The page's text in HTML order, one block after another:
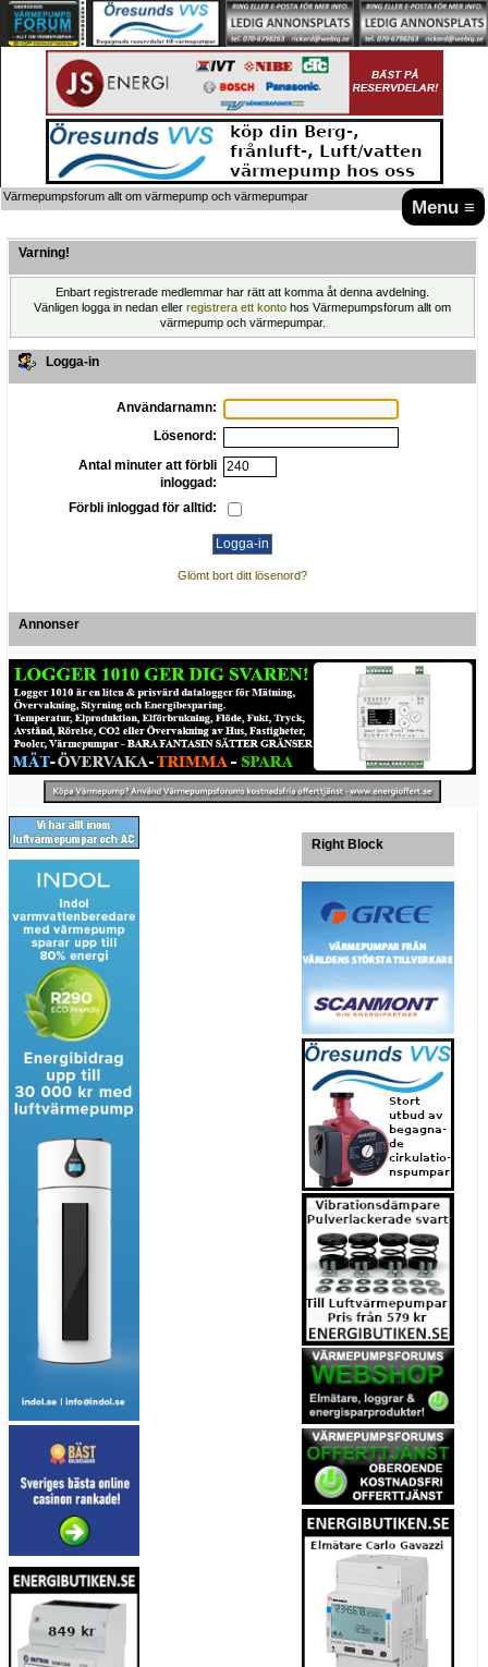
Menu ≡
Värmepumpsforum allt om värmepump och värmepumpar
Varning!
Enbart registrerade medlemmar har rätt att komma åt denna avdelning.
Vänligen logga in nedan eller registrera ett konto hos Värmepumpsforum allt om
värmepump och värmepumpar.
Logga-in
Användarnamn:
Lösenord:
Antal minuter att förbli
inloggad:
Förbli inloggad för alltid:
Glömt bort ditt lösenord?
Annonser
Right Block